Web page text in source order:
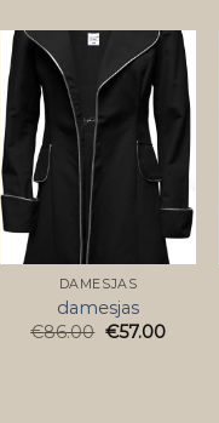
DAMESJAS
damesjas
€86.00 €57.00